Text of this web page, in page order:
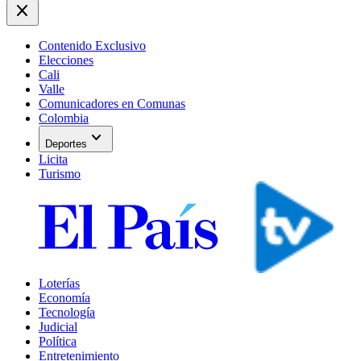
close
Contenido Exclusivo
Elecciones
Cali
Valle
Comunicadores en Comunas
Colombia
Deportes expand_more
Licita
Turismo
Loterías
Economía
Tecnología
Judicial
Política
Entretenimiento